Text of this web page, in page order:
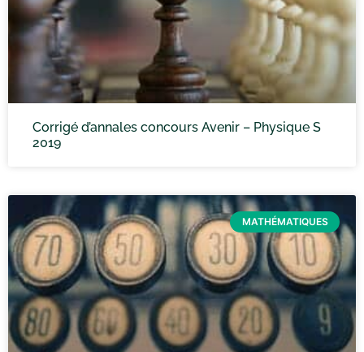
Corrigé d’annales concours Avenir – Physique S
2019
MATHÉMATIQUES